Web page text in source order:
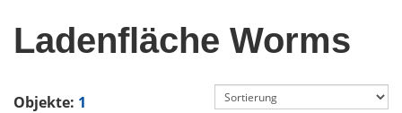
Ladenfläche Worms
Objekte: 1